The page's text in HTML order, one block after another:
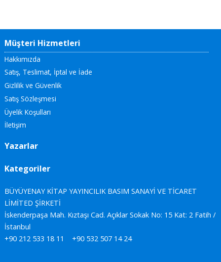
Müşteri Hizmetleri
Hakkımızda
Satış, Teslimat, İptal ve İade
Gizlilik ve Güvenlik
Satış Sözleşmesi
Üyelik Koşulları
İletişim
Yazarlar
Kategoriler
BÜYÜYENAY KİTAP YAYINCILIK BASIM SANAYİ VE TİCARET
LİMİTED ŞİRKETİ
İskenderpaşa Mah. Kıztaşı Cad. Açıklar Sokak No: 15 Kat: 2 Fatih /
İstanbul
+90 212 533 18 11
+90 532 507 14 24